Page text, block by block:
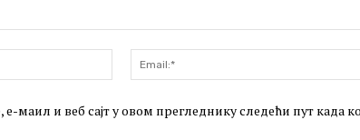
Ime:*
е-маил и веб сајт у овом прегледнику следећи пут када